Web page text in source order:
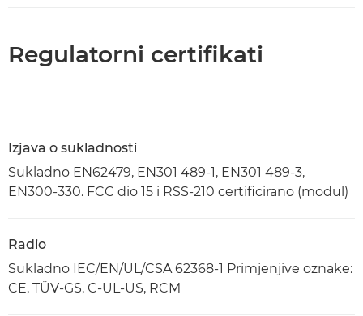
Regulatorni certifikati
Izjava o sukladnosti
Sukladno EN62479, EN301 489-1, EN301 489-3,
EN300-330. FCC dio 15 i RSS-210 certificirano (modul)
Radio
Sukladno IEC/EN/UL/CSA 62368-1 Primjenjive oznake:
CE, TÜV-GS, C-UL-US, RCM